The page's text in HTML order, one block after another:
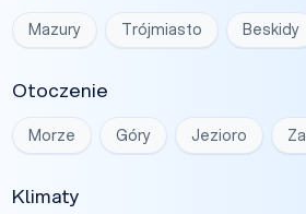
Mazury Trójmiasto Beskidy
Otoczenie
Morze Góry Jezioro
Klimaty